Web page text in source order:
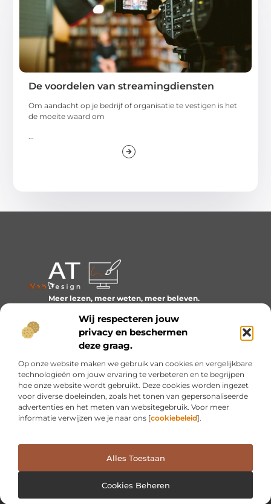
Wij respecteren jouw
privacy en beschermen
deze graag.
Op onze website maken we gebruik van cookies en vergelijkbare
technologieën om jouw ervaring te verbeteren en te begrijpen
hoe onze website wordt gebruikt. Deze cookies worden ingezet
voor diverse doeleinden, zoals het tonen van gepersonaliseerde
advertenties en het meten van websitegebruik. Voor meer
informatie verwijzen we je naar ons [cookiebeleid].
Alles Toestaan
Cookies Beheren
De voordelen van streamingdiensten
Om aandacht op je bedrijf of organisatie te vestigen is het
de moeite waard om
Meer lezen, meer weten, meer beleven.
het dagelijks leven boeiend maakt.
Bericht categorie
Onze informatie
@2025 www.at-webdesign.nl. All Right Reserved.